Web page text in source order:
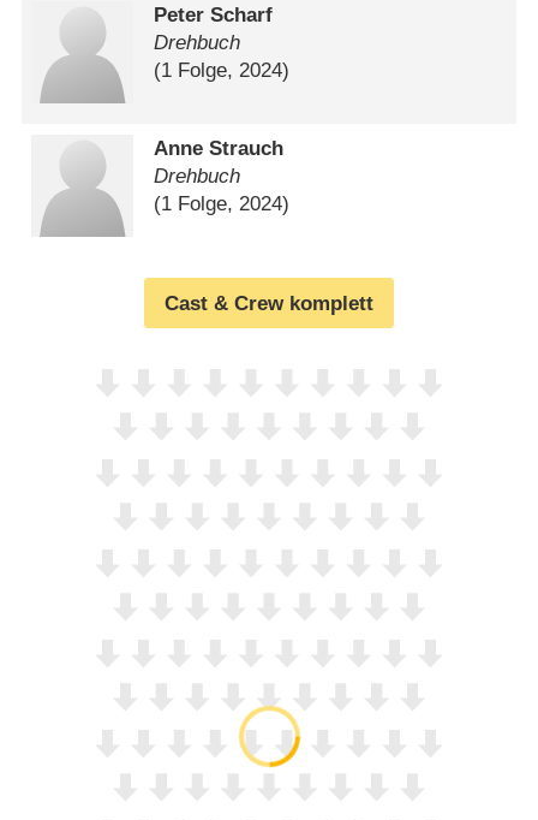
Peter Scharf
Drehbuch
(1 Folge, 2024)
Anne Strauch
Drehbuch
(1 Folge, 2024)
Cast & Crew komplett